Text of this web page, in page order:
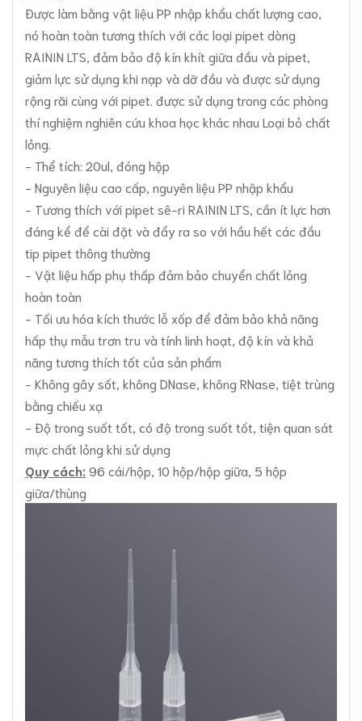
Được làm bằng vật liệu PP nhập khẩu chất lượng cao,
nó hoàn toàn tương thích với các loại pipet dòng
RAININ LTS, đảm bảo độ kín khít giữa đầu và pipet,
giảm lực sử dụng khi nạp và dỡ đầu và được sử dụng
rộng rãi cùng với pipet. được sử dụng trong các phòng
thí nghiệm nghiên cứu khoa học khác nhau Loại bỏ chất
lỏng.
- Thể tích: 20ul, đóng hộp
- Nguyên liệu cao cấp, nguyên liệu PP nhập khẩu
- Tương thích với pipet sê-ri RAININ LTS, cần ít lực hơn
đáng kể để cài đặt và đẩy ra so với hầu hết các đầu
tip pipet thông thường
- Vật liệu hấp phụ thấp đảm bảo chuyển chất lỏng
hoàn toàn
- Tối ưu hóa kích thước lỗ xốp để đảm bảo khả năng
hấp thụ mẫu trơn tru và tính linh hoạt, độ kín và khả
năng tương thích tốt của sản phẩm
- Không gây sốt, không DNase, không RNase, tiệt trùng
bằng chiếu xạ
- Độ trong suốt tốt, có độ trong suốt tốt, tiện quan sát
mực chất lỏng khi sử dụng
Quy cách: 96 cái/hộp, 10 hộp/hộp giữa, 5 hộp
giữa/thùng